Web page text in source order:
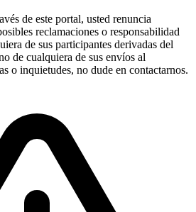
de este portal, usted renuncia
reclamaciones o responsabilidad
de sus participantes derivadas del
de cualquiera de sus envíos al
o inquietudes, no dude en contactarnos.